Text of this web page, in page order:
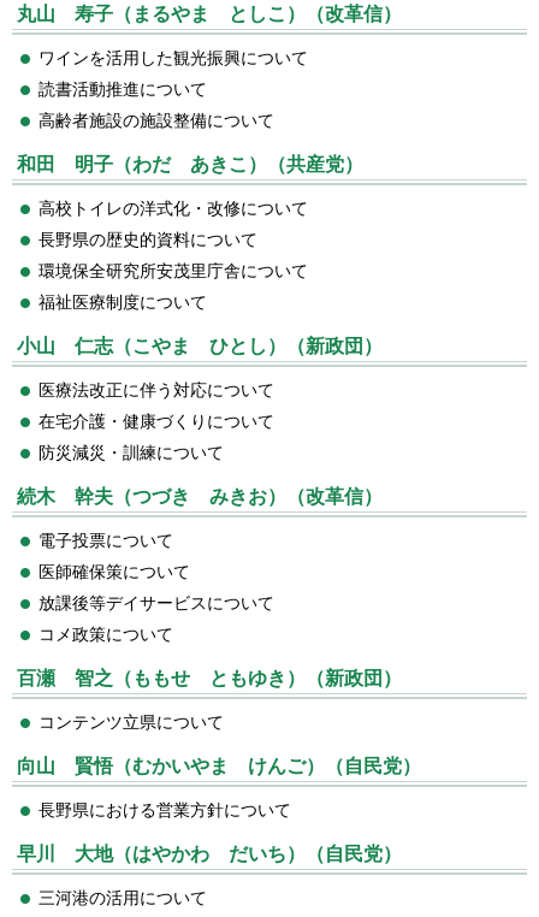
丸山 寿子（まるやま としこ）（改革信）
ワインを活用した観光振興について
読書活動推進について
高齢者施設の施設整備について
和田 明子（わだ あきこ）（共産党）
高校トイレの洋式化・改修について
長野県の歴史的資料について
環境保全研究所安茂里庁舎について
福祉医療制度について
小山 仁志（こやま ひとし）（新政団）
医療法改正に伴う対応について
在宅介護・健康づくりについて
防災減災・訓練について
続木 幹夫（つづき みきお）（改革信）
電子投票について
医師確保策について
放課後等デイサービスについて
コメ政策について
百瀬 智之（ももせ ともゆき）（新政団）
コンテンツ立県について
向山 賢悟（むかいやま けんご）（自民党）
長野県における営業方針について
早川 大地（はやかわ だいち）（自民党）
三河港の活用について